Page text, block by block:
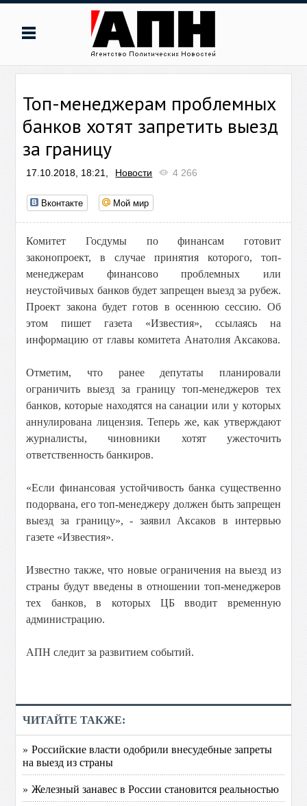
Топ-менеджерам проблемных
банков хотят запретить выезд
за границу
17.10.2018, 18:21, Новости 4 266
Вконтакте Мой мир
Комитет Госдумы по финансам готовит
законопроект, в случае принятия которого, топ-
менеджерам финансово проблемных или
неустойчивых банков будет запрещен выезд за рубеж.
Проект закона будет готов в осеннюю сессию. Об
этом пишет газета «Известия», ссылаясь на
информацию от главы комитета Анатолия Аксакова.
Отметим, что ранее депутаты планировали
ограничить выезд за границу топ-менеджеров тех
банков, которые находятся на санации или у которых
аннулирована лицензия. Теперь же, как утверждают
журналисты, чиновники хотят ужесточить
ответственность банкиров.
«Если финансовая устойчивость банка существенно
подорвана, его топ-менеджеру должен быть запрещен
выезд за границу», - заявил Аксаков в интервью
газете «Известия».
Известно также, что новые ограничения на выезд из
страны будут введены в отношении топ-менеджеров
тех банков, в которых ЦБ вводит временную
администрацию.
АПН следит за развитием событий.
ЧИТАЙТЕ ТАКЖЕ:
» Российские власти одобрили внесудебные запреты
на выезд из страны
» Железный занавес в России становится реальностью